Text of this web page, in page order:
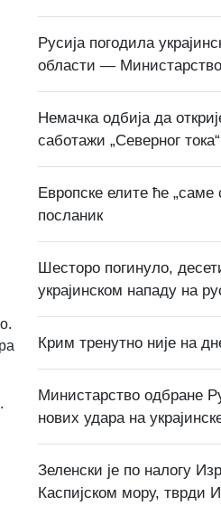
Русија погодила
области —
Немачка одбија да
саботажи „Северног
Европске елите ће
посланик
Шесторо погинуло,
украјинском нападу на
Крим тренутно није на
Министарство одбране
нових удара на
Зеленски је по налогу
Каспијском мору, тврди